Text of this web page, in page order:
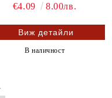
€4.09
8.00лв.
Виж детайли
В наличност